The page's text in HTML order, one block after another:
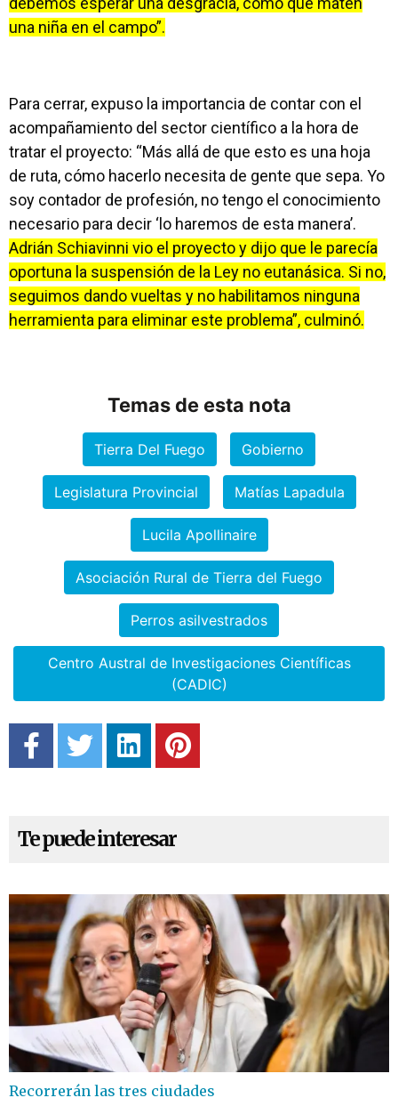
una niña en el campo”.
Para cerrar, expuso la importancia de contar con el
acompañamiento del sector científico a la hora de
tratar el proyecto: “Más allá de que esto es una hoja
de ruta, cómo hacerlo necesita de gente que sepa. Yo
soy contador de profesión, no tengo el conocimiento
necesario para decir ‘lo haremos de esta manera’.
Adrián Schiavinni vio el proyecto y dijo que le parecía
oportuna la suspensión de la Ley no eutanásica. Si no,
seguimos dando vueltas y no habilitamos ninguna
herramienta para eliminar este problema”, culminó.
Temas de esta nota
Tierra Del Fuego Gobierno
Legislatura Provincial Matías Lapadula
Lucila Apollinaire
Asociación Rural de Tierra del Fuego
Perros asilvestrados
Centro Austral de Investigaciones Científicas
(CADIC)
Te puede interesar
Recorrerán las tres ciudades